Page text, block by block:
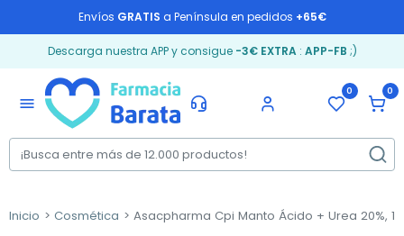
Envíos GRATIS a Península en pedidos +65€
Descarga nuestra APP y consigue -3€ EXTRA: APP-FB ;)
menu
0 0
Inicio Cosmética Asacpharma Cpi Manto Ácido + Urea 20%,